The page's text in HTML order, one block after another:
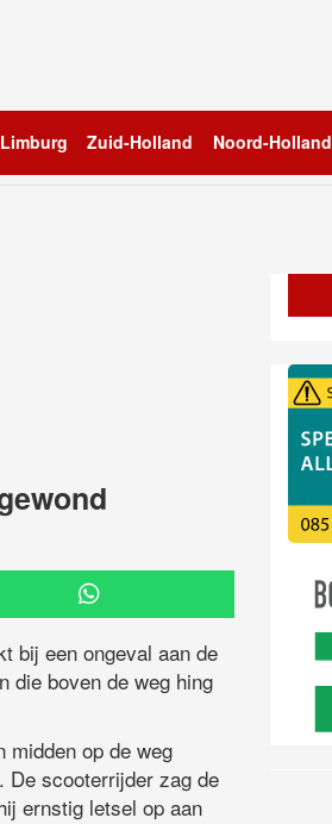
Limburg Zuid-Holland Noord-Holland
bij een ongeval aan de
die boven de weg hing
midden op de weg
De scooterrijder zag de
ernstig letsel op aan